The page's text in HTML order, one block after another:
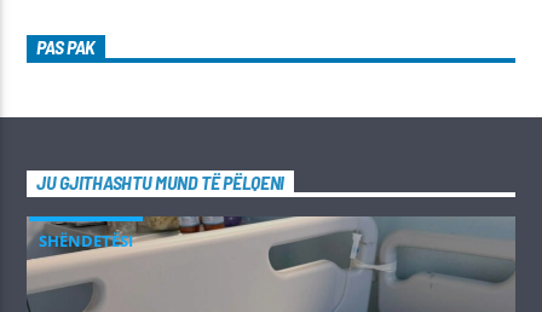
PAS PAK
JU GJITHASHTU MUND TË PËLQENI
SHËNDETËSI